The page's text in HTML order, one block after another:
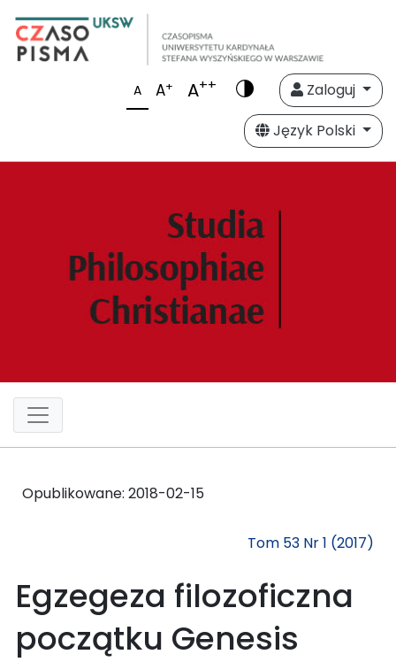
A A+ A++
Zaloguj
Język Polski
Opublikowane: 2018-02-15
Tom 53 Nr 1 (2017)
Egzegeza filozoficzna
początku Genesis